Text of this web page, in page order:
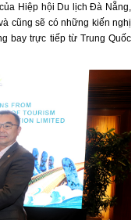
Hiệp hội Du lịch Đà Nẵng,
cũng sẽ có những kiến nghị
bay trực tiếp từ Trung Quốc